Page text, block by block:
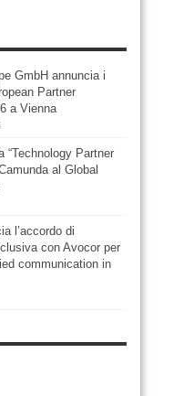
GmbH annuncia i
Partner
a Vienna
“Technology Partner
al Global
l’accordo di
con Avocor per
communication in